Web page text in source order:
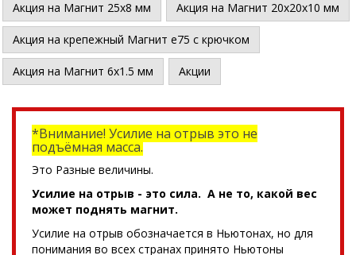
Акция на Магнит 25х8 мм Акция на Магнит 20х20х10 мм
Акция на крепежный Магнит е75 с крючком
Акция на Магнит 6х1.5 мм Акции
*Внимание! Усилие на отрыв это не
подъёмная масса.
Это Разные величины.
Усилие на отрыв - это сила. А не то, какой вес
может поднять магнит.
Усилие на отрыв обозначается в Ньютонах, но для
понимания во всех странах принято Ньютоны